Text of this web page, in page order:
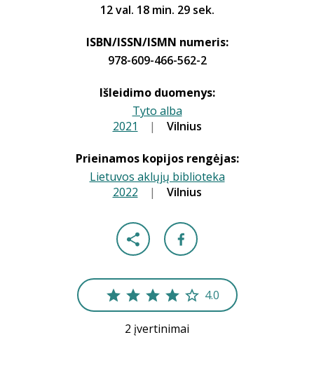
12 val. 18 min. 29 sek.
ISBN/ISSN/ISMN numeris:
978-609-466-562-2
Išleidimo duomenys:
Tyto alba
2021 | Vilnius
Prieinamos kopijos rengėjas:
Lietuvos aklųjų biblioteka
2022 | Vilnius
4.0
2 įvertinimai